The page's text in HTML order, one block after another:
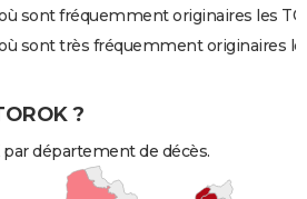
sont fréquemment originaires les
sont très fréquemment originaires
?
département de décès.